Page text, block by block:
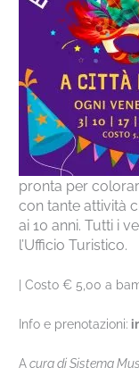
pronta per
con tante attività
ai 10 anni. Tutti i
l’Ufficio Turistico.
| Costo € 5,00 a
Info e prenotazioni:
Acura di Sistema